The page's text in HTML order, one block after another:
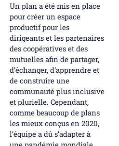
Un plan a été mis en place
pour créer un espace
productif pour les
dirigeants et les partenaires
des coopératives et des
mutuelles afin de partager,
d’échanger, d’apprendre et
de construire une
communauté plus inclusive
et plurielle. Cependant,
comme beaucoup de plans
les mieux conçus en 2020,
l’équipe a dû s’adapter à